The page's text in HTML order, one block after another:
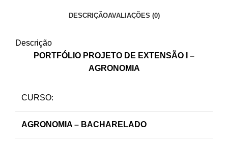
DESCRIÇÃOAVALIAÇÕES (0)
Descrição
PORTFÓLIO PROJETO DE EXTENSÃO I –
AGRONOMIA
CURSO:
AGRONOMIA – BACHARELADO